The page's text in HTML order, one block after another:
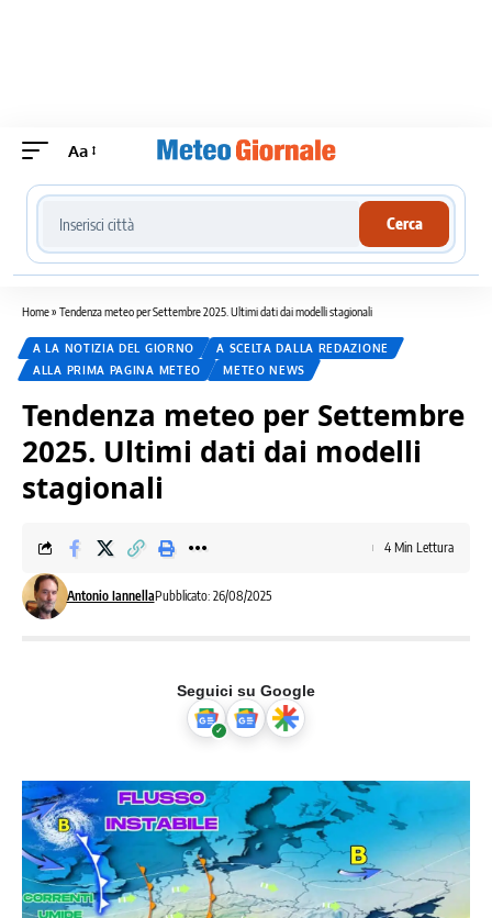
Aa
Cerca località meteo
Cerca
Home» Tendenza meteo per Settembre 2025. Ultimi dati dai modelli stagionali
A LA NOTIZIA DEL GIORNO
A SCELTA DALLA REDAZIONE
ALLA PRIMA PAGINA METEO
METEO NEWS
Tendenza meteo per Settembre
2025. Ultimi dati dai modelli
stagionali
Antonio IannellaPubblicato: 26/08/2025
4 Min Lettura
Seguici su Google